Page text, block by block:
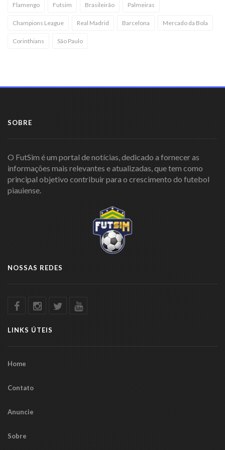
Flamengo Futsim Brasileirão Palmeiras
Champions League Real Madrid Barcelona Mercado da Bola
Corinthians São Paulo
SOBRE
O FutSim é um portal de notícias, dedicado a fornecer as
informações mais relevantes e atualizadas, que tem como
principal objetivo contribuir para o crescimento do futebol
piauiense.
NOSSAS REDES
LINKS ÚTEIS
Home
Contato
Anuncie
Sobre